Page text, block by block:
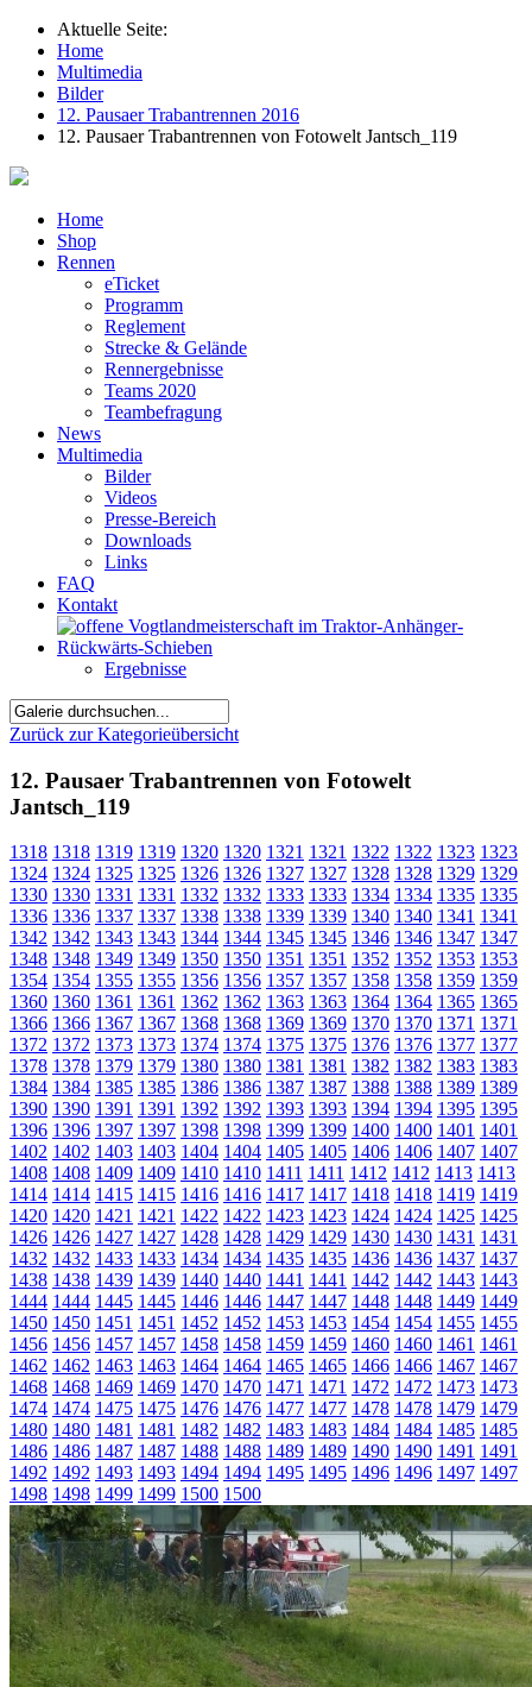
Aktuelle Seite:
Home
Multimedia
Bilder
12. Pausaer Trabantrennen 2016
12. Pausaer Trabantrennen von Fotowelt Jantsch_119
Home
Shop
Rennen
eTicket
Programm
Reglement
Strecke & Gelände
Rennergebnisse
Teams 2020
Teambefragung
News
Multimedia
Bilder
Videos
Presse-Bereich
Downloads
Links
FAQ
Kontakt
Ergebnisse
Zurück zur Kategorieübersicht
12. Pausaer Trabantrennen von Fotowelt
Jantsch_119
1318 1318 1319 1319 1320 1320 1321 1321 1322 1322 1323 1323
1324 1324 1325 1325 1326 1326 1327 1327 1328 1328 1329 1329
1330 1330 1331 1331 1332 1332 1333 1333 1334 1334 1335 1335
1336 1336 1337 1337 1338 1338 1339 1339 1340 1340 1341 1341
1342 1342 1343 1343 1344 1344 1345 1345 1346 1346 1347 1347
1348 1348 1349 1349 1350 1350 1351 1351 1352 1352 1353 1353
1354 1354 1355 1355 1356 1356 1357 1357 1358 1358 1359 1359
1360 1360 1361 1361 1362 1362 1363 1363 1364 1364 1365 1365
1366 1366 1367 1367 1368 1368 1369 1369 1370 1370 1371 1371
1372 1372 1373 1373 1374 1374 1375 1375 1376 1376 1377 1377
1378 1378 1379 1379 1380 1380 1381 1381 1382 1382 1383 1383
1384 1384 1385 1385 1386 1386 1387 1387 1388 1388 1389 1389
1390 1390 1391 1391 1392 1392 1393 1393 1394 1394 1395 1395
1396 1396 1397 1397 1398 1398 1399 1399 1400 1400 1401 1401
1402 1402 1403 1403 1404 1404 1405 1405 1406 1406 1407 1407
1408 1408 1409 1409 1410 1410 1411 1411 1412 1412 1413 1413
1414 1414 1415 1415 1416 1416 1417 1417 1418 1418 1419 1419
1420 1420 1421 1421 1422 1422 1423 1423 1424 1424 1425 1425
1426 1426 1427 1427 1428 1428 1429 1429 1430 1430 1431 1431
1432 1432 1433 1433 1434 1434 1435 1435 1436 1436 1437 1437
1438 1438 1439 1439 1440 1440 1441 1441 1442 1442 1443 1443
1444 1444 1445 1445 1446 1446 1447 1447 1448 1448 1449 1449
1450 1450 1451 1451 1452 1452 1453 1453 1454 1454 1455 1455
1456 1456 1457 1457 1458 1458 1459 1459 1460 1460 1461 1461
1462 1462 1463 1463 1464 1464 1465 1465 1466 1466 1467 1467
1468 1468 1469 1469 1470 1470 1471 1471 1472 1472 1473 1473
1474 1474 1475 1475 1476 1476 1477 1477 1478 1478 1479 1479
1480 1480 1481 1481 1482 1482 1483 1483 1484 1484 1485 1485
1486 1486 1487 1487 1488 1488 1489 1489 1490 1490 1491 1491
1492 1492 1493 1493 1494 1494 1495 1495 1496 1496 1497 1497
1498 1498 1499 1499 1500 1500